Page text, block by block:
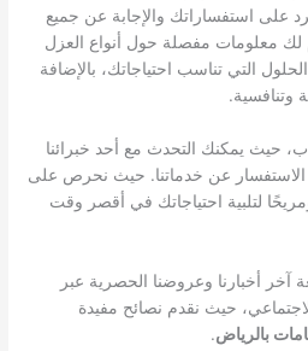
على استفساراتك والإجابة عن جميع
لك معلومات مفصلة حول أنواع العزل
التي تناسب احتياجاتك، بالإضافة
وتنافسية.
حيث يمكنك التحدث مع أحد خبرائنا
الاستفسار عن خدماتنا. حيث نحرص على
لتلبية احتياجاتك في أقصر وقت
آخر أخبارنا وعروضنا الحصرية عبر
حيث نقدم نصائح مفيدة
بالرياض.